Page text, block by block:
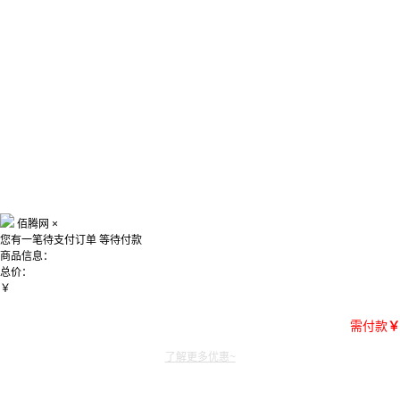
佰腾网 ×
您有一笔待支付订单 等待付款
商品信息：
总价：
￥
需付款￥
了解更多优惠~